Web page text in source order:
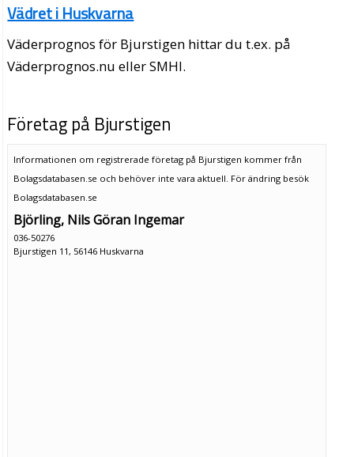
Vädret i Huskvarna
Väderprognos för Bjurstigen hittar du t.ex. på
Väderprognos.nu eller SMHI.
Företag på Bjurstigen
Informationen om registrerade företag på Bjurstigen kommer från
Bolagsdatabasen.se och behöver inte vara aktuell. För ändring besök
Bolagsdatabasen.se
Björling, Nils Göran Ingemar
036-50276
Bjurstigen 11, 56146 Huskvarna